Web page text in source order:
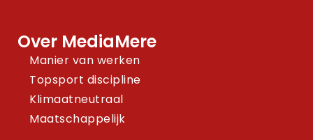
Over MediaMere
Manier van werken
Topsport discipline
Klimaatneutraal
Maatschappelijk